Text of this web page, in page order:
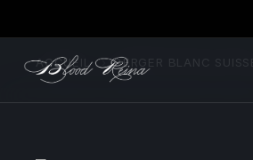
ACCUEIL › BERGER BLANC SUISSE